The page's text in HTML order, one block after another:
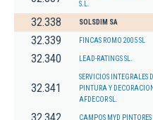
S.L.
32.338 SOLSDIM SA
32.339 FINCAS ROMO 2005 SL
32.340 LEAD-RATINGS SL.
32.341
SERVICIOS INTEGRALES
PINTURA Y DECORACION
AFDECOR SL.
CAMPOS MYD PINTORES